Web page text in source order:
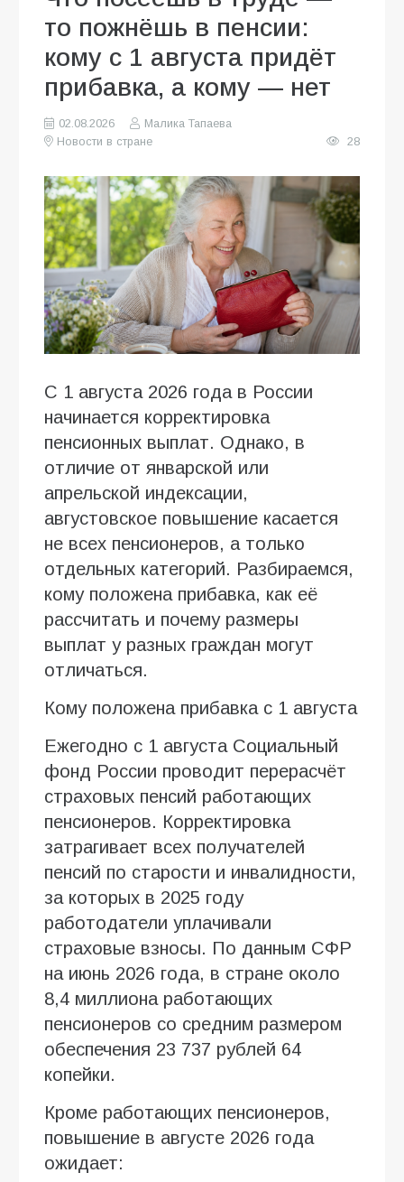
то пожнёшь в пенсии:
кому с 1 августа придёт
прибавка, а кому — нет
02.08.2026
Малика Тапаева
Новости в стране
28
С 1 августа 2026 года в России
начинается корректировка
пенсионных выплат. Однако, в
отличие от январской или
апрельской индексации,
августовское повышение касается
не всех пенсионеров, а только
отдельных категорий. Разбираемся,
кому положена прибавка, как её
рассчитать и почему размеры
выплат у разных граждан могут
отличаться.
Кому положена прибавка с 1 августа
Ежегодно с 1 августа Социальный
фонд России проводит перерасчёт
страховых пенсий работающих
пенсионеров. Корректировка
затрагивает всех получателей
пенсий по старости и инвалидности,
за которых в 2025 году
работодатели уплачивали
страховые взносы. По данным СФР
на июнь 2026 года, в стране около
8,4 миллиона работающих
пенсионеров со средним размером
обеспечения 23 737 рублей 64
копейки.
Кроме работающих пенсионеров,
повышение в августе 2026 года
ожидает: